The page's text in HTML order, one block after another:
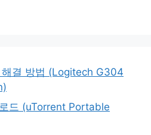
해결 방법 (Logitech G304
드 (uTorrent Portable